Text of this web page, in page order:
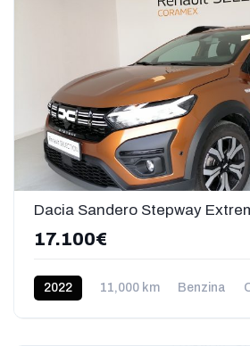
Dacia Sandero Stepway
17.100€
2022 11,000 km Benzina